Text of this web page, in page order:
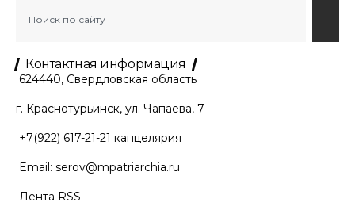
Контактная информация
624440, Свердловская область
г. Краснотурьинск, ул. Чапаева, 7
+7(922) 617-21-21 канцелярия
Email: serov@mpatriarchia.ru
Лента RSS